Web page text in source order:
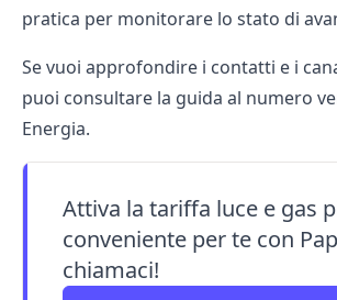
pratica per monitorare lo stato di
Se vuoi approfondire i contatti e i
puoi consultare la guida al numero
Energia.
Attiva la tariffa luce e gas
conveniente per te con
chiamaci!